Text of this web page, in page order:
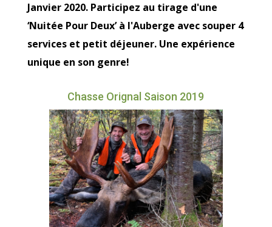
Janvier 2020. Participez au tirage d'une
‘Nuitée Pour Deux’ à l'Auberge avec souper 4
services et petit déjeuner. Une expérience
unique en son genre!
Chasse Orignal Saison 2019